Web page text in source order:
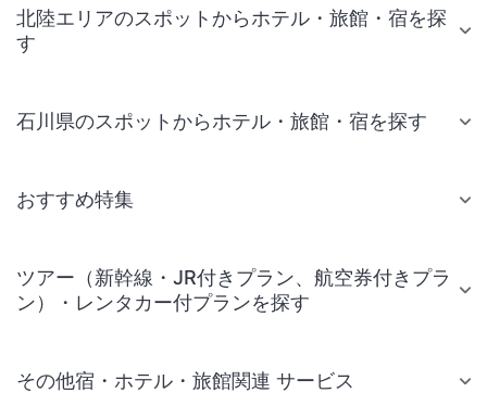
北陸エリアのスポットからホテル・旅館・宿を探
す
石川県のスポットからホテル・旅館・宿を探す
おすすめ特集
ツアー（新幹線・JR付きプラン、航空券付きプラ
ン）・レンタカー付プランを探す
その他宿・ホテル・旅館関連 サービス